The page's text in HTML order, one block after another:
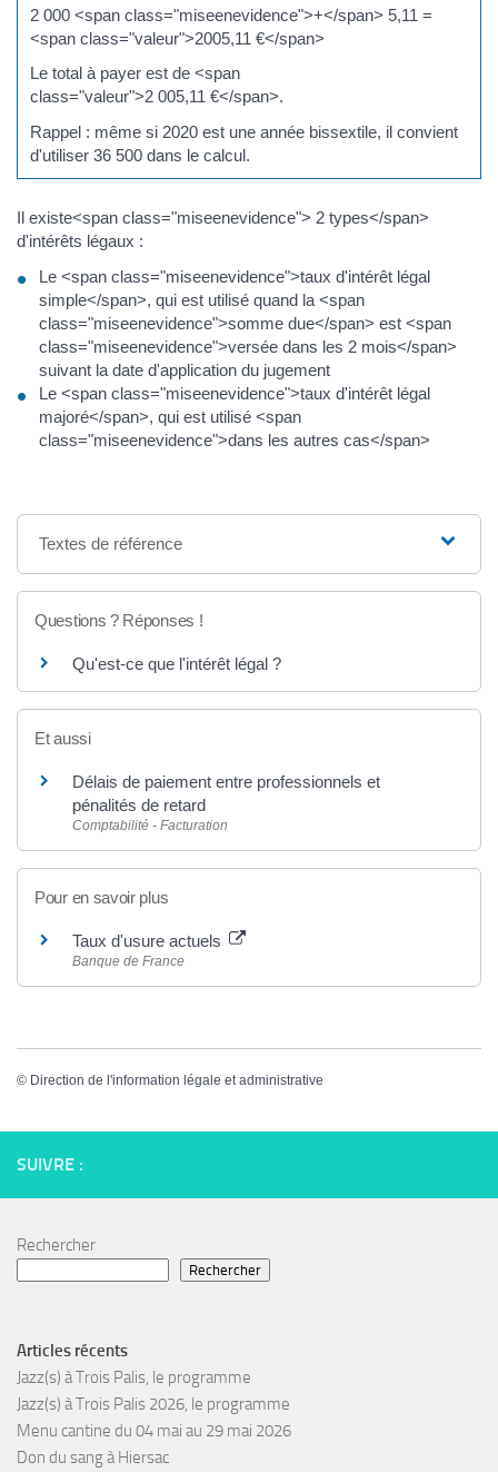
2 000 <span class="miseenevidence">+</span> 5,11 =
<span class="valeur">2005,11 €</span>
Le total à payer est de <span
class="valeur">2 005,11 €</span>.
Rappel : même si 2020 est une année bissextile, il convient
d'utiliser 36 500 dans le calcul.
Il existe<span class="miseenevidence"> 2 types</span>
d'intérêts légaux :
Le <span class="miseenevidence">taux d'intérêt légal
simple</span>, qui est utilisé quand la <span
class="miseenevidence">somme due</span> est <span
class="miseenevidence">versée dans les 2 mois</span>
suivant la date d'application du jugement
Le <span class="miseenevidence">taux d'intérêt légal
majoré</span>, qui est utilisé <span
class="miseenevidence">dans les autres cas</span>
Textes de référence
Questions ? Réponses !
Qu'est-ce que l'intérêt légal ?
Et aussi
Délais de paiement entre professionnels et
pénalités de retard
Comptabilité - Facturation
Pour en savoir plus
Taux d'usure actuels
Banque de France
© Direction de l'information légale et administrative
SUIVRE :
Rechercher
Rechercher
Articles récents
Jazz(s) à Trois Palis, le programme
Jazz(s) à Trois Palis 2026, le programme
Menu cantine du 04 mai au 29 mai 2026
Don du sang à Hiersac